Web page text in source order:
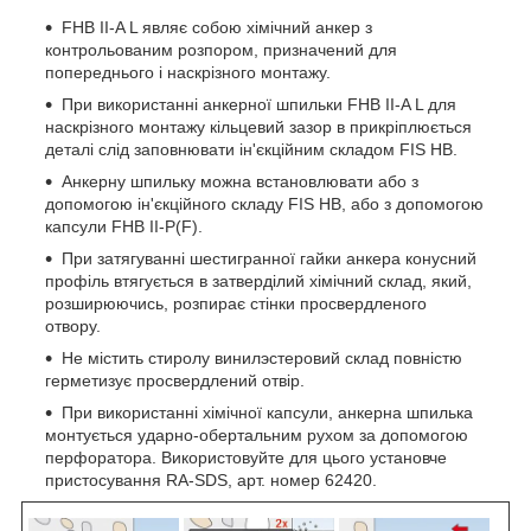
FHB II-A L являє собою хімічний анкер з
контрольованим розпором, призначений для
попереднього і наскрізного монтажу.
При використанні анкерної шпильки FHB II-A L для
наскрізного монтажу кільцевий зазор в прикріплюється
деталі слід заповнювати ін'єкційним складом FIS HB.
Анкерну шпильку можна встановлювати або з
допомогою ін'єкційного складу FIS HB, або з допомогою
капсули FHB II-P(F).
При затягуванні шестигранної гайки анкера конусний
профіль втягується в затверділий хімічний склад, який,
розширюючись, розпирає стінки просвердленого
отвору.
Не містить стиролу винилэстеровий склад повністю
герметизує просвердлений отвір.
При використанні хімічної капсули, анкерна шпилька
монтується ударно-обертальним рухом за допомогою
перфоратора. Використовуйте для цього установче
пристосування RA-SDS, арт. номер 62420.